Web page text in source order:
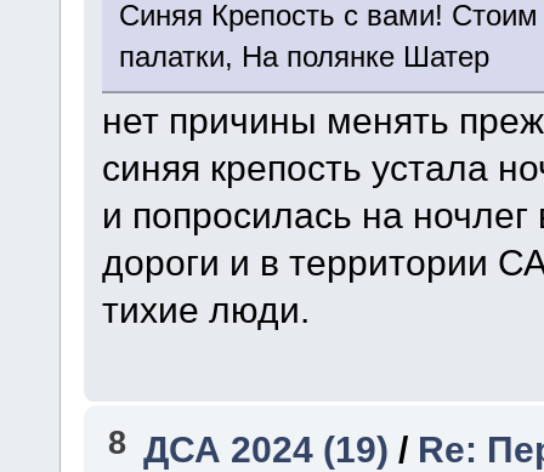
Синяя Крепость с вами!
палатки, На полянке Шатер
нет причины менять
синяя крепость устала
и попросилась на
дороги и в территории
тихие люди.
8 ДСА 2024 (19) / Re: